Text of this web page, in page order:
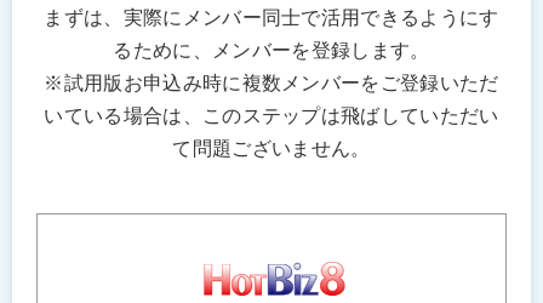
まずは、実際にメンバー同士で活用できるようにす
るために、メンバーを登録します。
※試用版お申込み時に複数メンバーをご登録いただ
いている場合は、このステップは飛ばしていただい
て問題ございません。